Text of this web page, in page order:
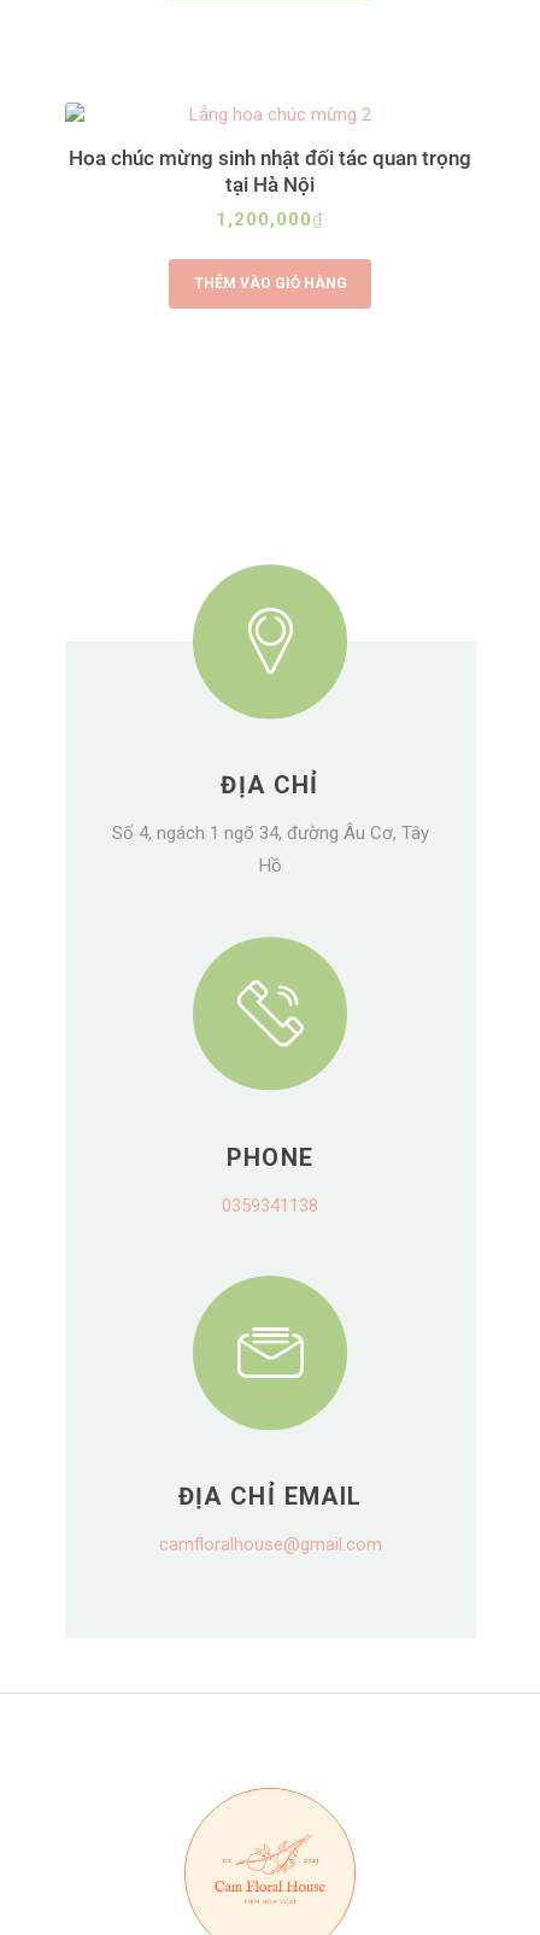
Hoa chúc mừng sinh nhật đối tác quan trọng
tại Hà Nội
1,200,000₫
THÊM VÀO GIỎ HÀNG
ĐỊA CHỈ
Số 4, ngách 1 ngõ 34, đường Âu Cơ, Tây
Hồ
PHONE
0359341138
ĐỊA CHỈ EMAIL
camfloralhouse@gmail.com